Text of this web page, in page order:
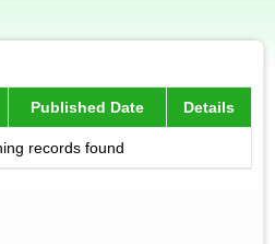
Published Date Details
records found